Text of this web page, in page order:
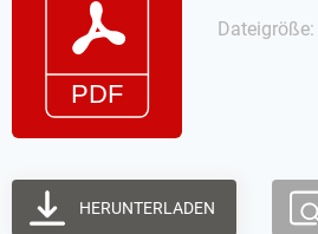
HERUNTERLADEN